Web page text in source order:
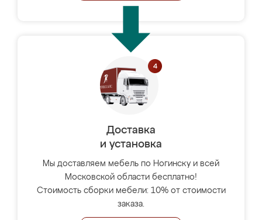
Доставка
и установка
Мы доставляем мебель по Ногинску и всей
Московской области бесплатно!
Стоимость сборки мебели: 10% от стоимости
заказа.